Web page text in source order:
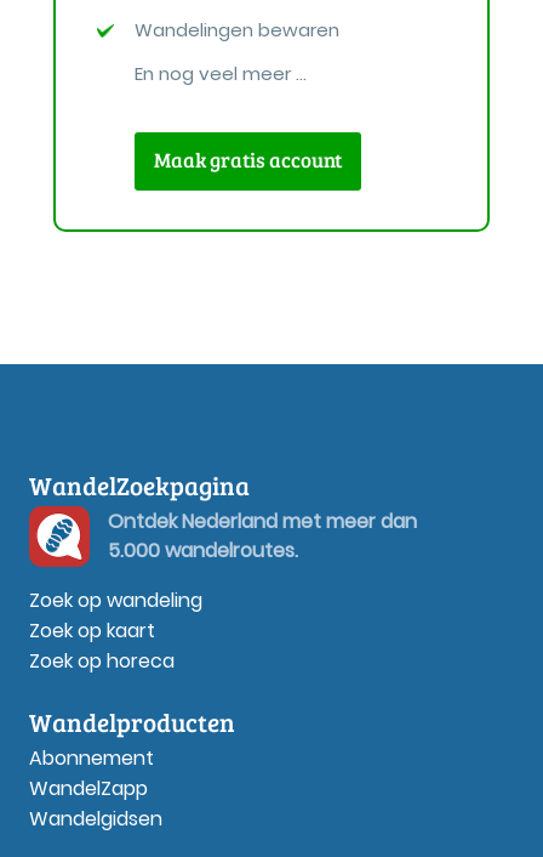
Wandelingen bewaren
En nog veel meer ...
Maak gratis account
WandelZoekpagina
Ontdek Nederland met meer dan
5.000 wandelroutes.
Zoek op wandeling
Zoek op kaart
Zoek op horeca
Wandelproducten
Abonnement
WandelZapp
Wandelgidsen